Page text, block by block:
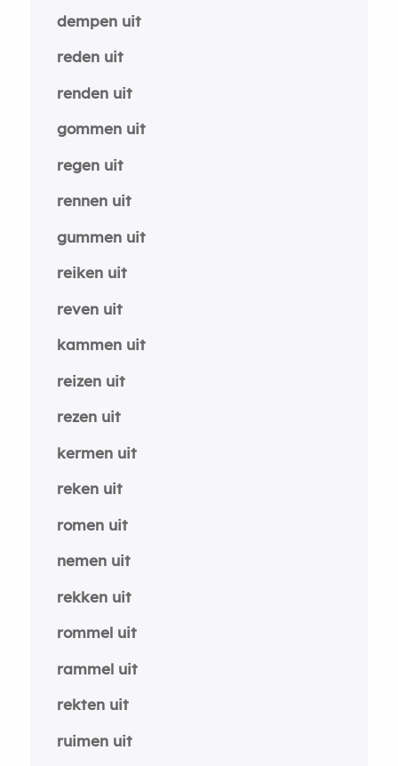
dempen uit
reden uit
renden uit
gommen uit
regen uit
rennen uit
gummen uit
reiken uit
reven uit
kammen uit
reizen uit
rezen uit
kermen uit
reken uit
romen uit
nemen uit
rekken uit
rommel uit
rammel uit
rekten uit
ruimen uit